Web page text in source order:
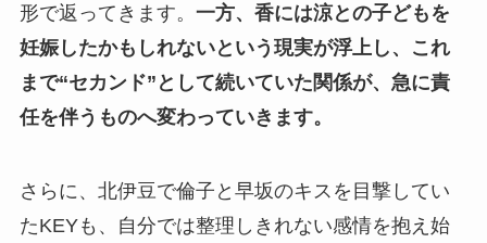
形で返ってきます。 一方、香には涼との子どもを
妊娠したかもしれないという現実が浮上し、これ
まで“セカンド”として続いていた関係が、急に責
任を伴うものへ変わっていきます。
さらに、北伊豆で倫子と早坂のキスを目撃してい
たKEYも、自分では整理しきれない感情を抱え始